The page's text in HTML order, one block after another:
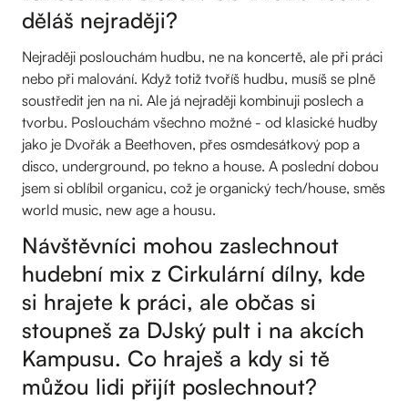
děláš nejraději?
Nejraději poslouchám hudbu, ne na koncertě, ale při práci
nebo při malování. Když totiž tvoříš hudbu, musíš se plně
soustředit jen na ni. Ale já nejraději kombinuji poslech a
tvorbu. Poslouchám všechno možné - od klasické hudby
jako je Dvořák a Beethoven, přes osmdesátkový pop a
disco, underground, po tekno a house. A poslední dobou
jsem si oblíbil organicu, což je organický tech/house, směs
world music, new age a housu.
Návštěvníci mohou zaslechnout
hudební mix z Cirkulární dílny, kde
si hrajete k práci, ale občas si
stoupneš za DJský pult i na akcích
Kampusu. Co hraješ a kdy si tě
můžou lidi přijít poslechnout?